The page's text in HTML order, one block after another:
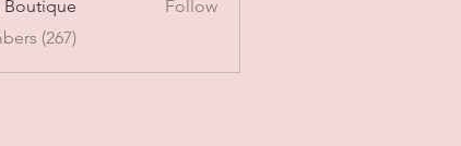
Boutique
Follow
(267)